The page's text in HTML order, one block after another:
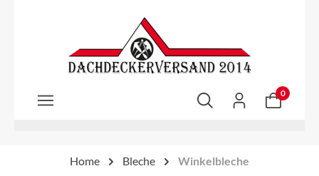
Zum Hauptinhalt springen
0
Home Bleche Winkelbleche